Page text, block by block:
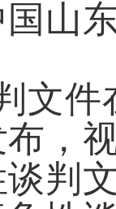
山
文件
，
判